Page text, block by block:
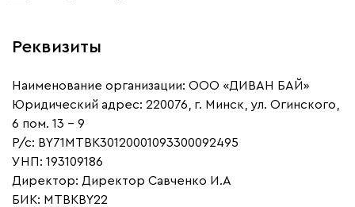
Реквизиты
Наименование организации: ООО «ДИВАН БАЙ»
Юридический адрес: 220076 г. Минск
ул. Огинского,
6 пом. 13 - 9
Р/с: BY71MTBK30120001093300092495
УНП: 193109186
Директор: Директор Савченко И.А
БИК: MTBKBY22